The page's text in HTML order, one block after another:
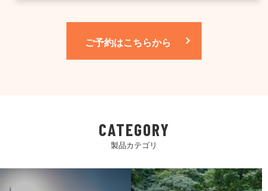
ご予約はこちらから
CATEGORY
製品カテゴリ